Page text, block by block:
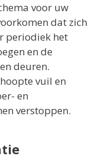
voor uw
dat zich
periodiek het
en de
deuren.
vuil en
en
verstoppen.